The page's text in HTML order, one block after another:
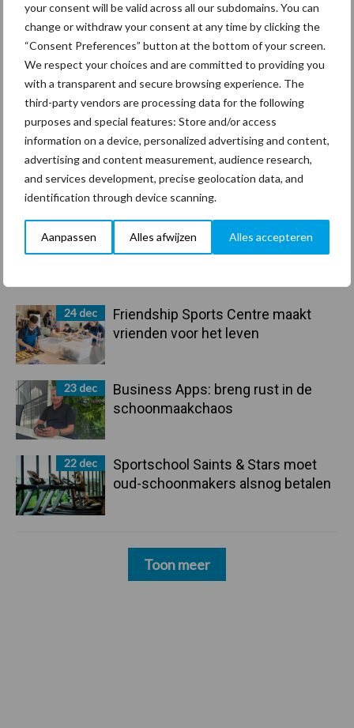
your consent will be valid across all our subdomains. You can
change or withdraw your consent at any time by clicking the
“Consent Preferences” button at the bottom of your screen.
We respect your choices and are committed to providing you
with a transparent and secure browsing experience. The
third-party vendors are processing data for the following
purposes and special features: Store and/or access
information on a device, personalized advertising and content,
advertising and content measurement, audience research,
and services development, precise geolocation data, and
identification through device scanning.
Aanpassen Alles afwijzen Alles accepteren
Primaire
Sidebar
Recent nieuws Partner nieuws
Hervorming flexibele
arbeidscontracten kent mitsen en
maren
Freddy van de Ridder Cleaners:
“Glazenwassen zit in m’n bloed,
24 dec
Friendship Sports Centre maakt
vrienden voor het leven
23 dec
Business Apps: breng rust in de
schoonmaakchaos
22 dec
Sportschool Saints & Stars moet
oud-schoonmakers alsnog betalen
Toon meer
Toon meer